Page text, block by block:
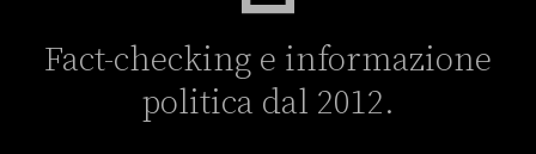
Fact-checking e informazione
politica dal 2012.